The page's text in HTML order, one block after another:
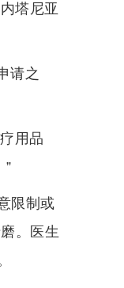
塔尼亚
请之
用品
”
限制或
。医生